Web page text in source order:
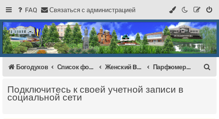
FAQ Связаться с администрацией
Регистрация
Форум Богодухова
Богодухов
Богодухов Список форумов Женский BAZAAR Парфюмерия
Подключитесь к своей учетной записи в
социальной сети